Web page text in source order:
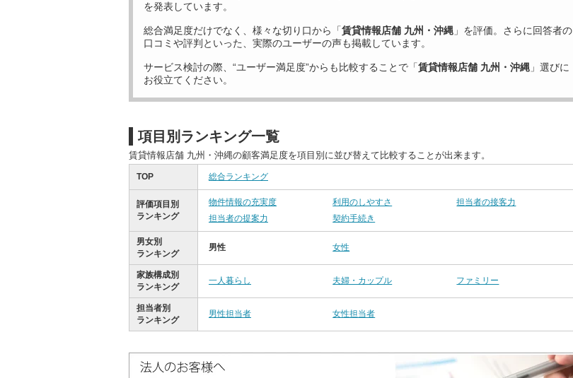
を発表しています。
総合満足度だけでなく、様々な切り口から「賃貸情報店舗 九州・沖縄 」を評価。さらに回答者の
口コミや評判といった、実際のユーザーの声も掲載しています。
サービス検討の際、“ユーザー満足度”からも比較することで「賃貸情報店舗 九州・沖縄 」選びに
お役立てください。
項目別ランキング一覧
賃貸情報店舗 九州・沖縄の顧客満足度を項目別に並び替えて比較することが出来ます。
TOP 総合ランキング
評価項目別
ランキング
物件情報の充実度 利用のしやすさ
担当者の接客力
担当者の提案力
契約手続き
男女別
ランキング
男性 女性
家族構成別
ランキング
一人暮らし 夫婦・カップル ファミリー
担当者別
ランキング
男性担当者 女性担当者